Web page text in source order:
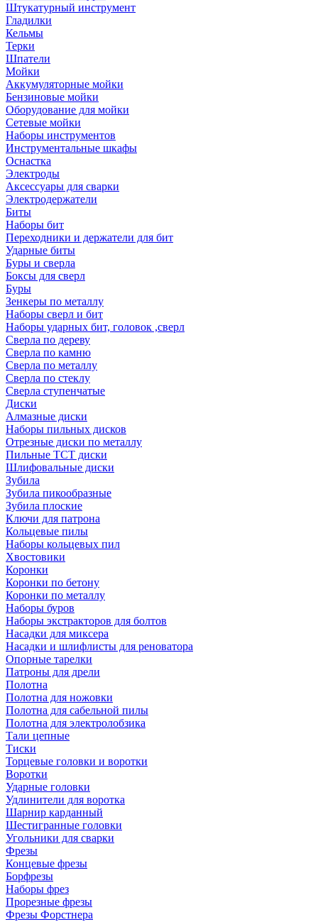
Штукатурный инструмент
Гладилки
Кельмы
Терки
Шпатели
Мойки
Аккумуляторные мойки
Бензиновые мойки
Оборудование для мойки
Сетевые мойки
Наборы инструментов
Инструментальные шкафы
Оснастка
Электроды
Аксессуары для сварки
Электродержатели
Биты
Наборы бит
Переходники и держатели для бит
Ударные биты
Буры и сверла
Боксы для сверл
Буры
Зенкеры по металлу
Наборы сверл и бит
Наборы ударных бит, головок ,сверл
Сверла по дереву
Сверла по камню
Сверла по металлу
Сверла по стеклу
Сверла ступенчатые
Диски
Алмазные диски
Наборы пильных дисков
Отрезные диски по металлу
Пильные TCT диски
Шлифовальные диски
Зубила
Зубила пикообразные
Зубила плоские
Ключи для патрона
Кольцевые пилы
Наборы кольцевых пил
Хвостовики
Коронки
Коронки по бетону
Коронки по металлу
Наборы буров
Наборы экстракторов для болтов
Насадки для миксера
Насадки и шлифлисты для реноватора
Опорные тарелки
Патроны для дрели
Полотна
Полотна для ножовки
Полотна для сабельной пилы
Полотна для электролобзика
Тали цепные
Тиски
Торцевые головки и воротки
Воротки
Ударные головки
Удлинители для воротка
Шарнир карданный
Шестигранные головки
Угольники для сварки
Фрезы
Концевые фрезы
Борфрезы
Наборы фрез
Прорезные фрезы
Фрезы Форстнера